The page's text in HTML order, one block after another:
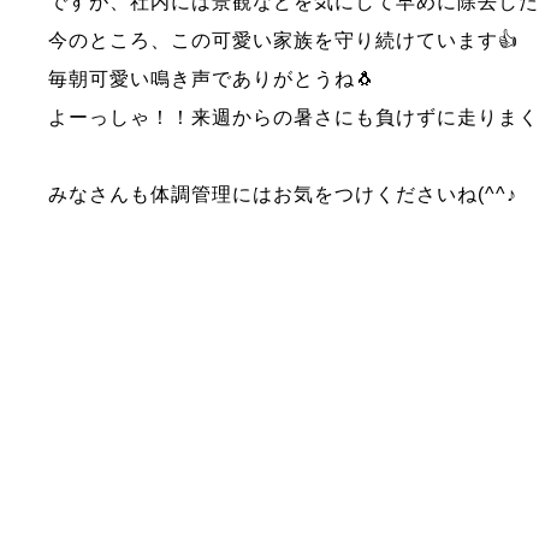
今のところ、この可愛い家族を守り続けています👍
毎朝可愛い鳴き声でありがとうね🐧
よーっしゃ！！来週からの暑さにも負けずに走りまく
みなさんも体調管理にはお気をつけくださいね(^^♪